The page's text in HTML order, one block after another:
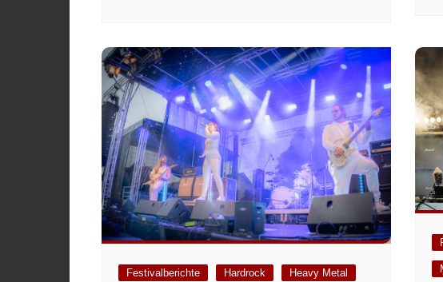
Festivalberichte Hardrock Heavy Metal